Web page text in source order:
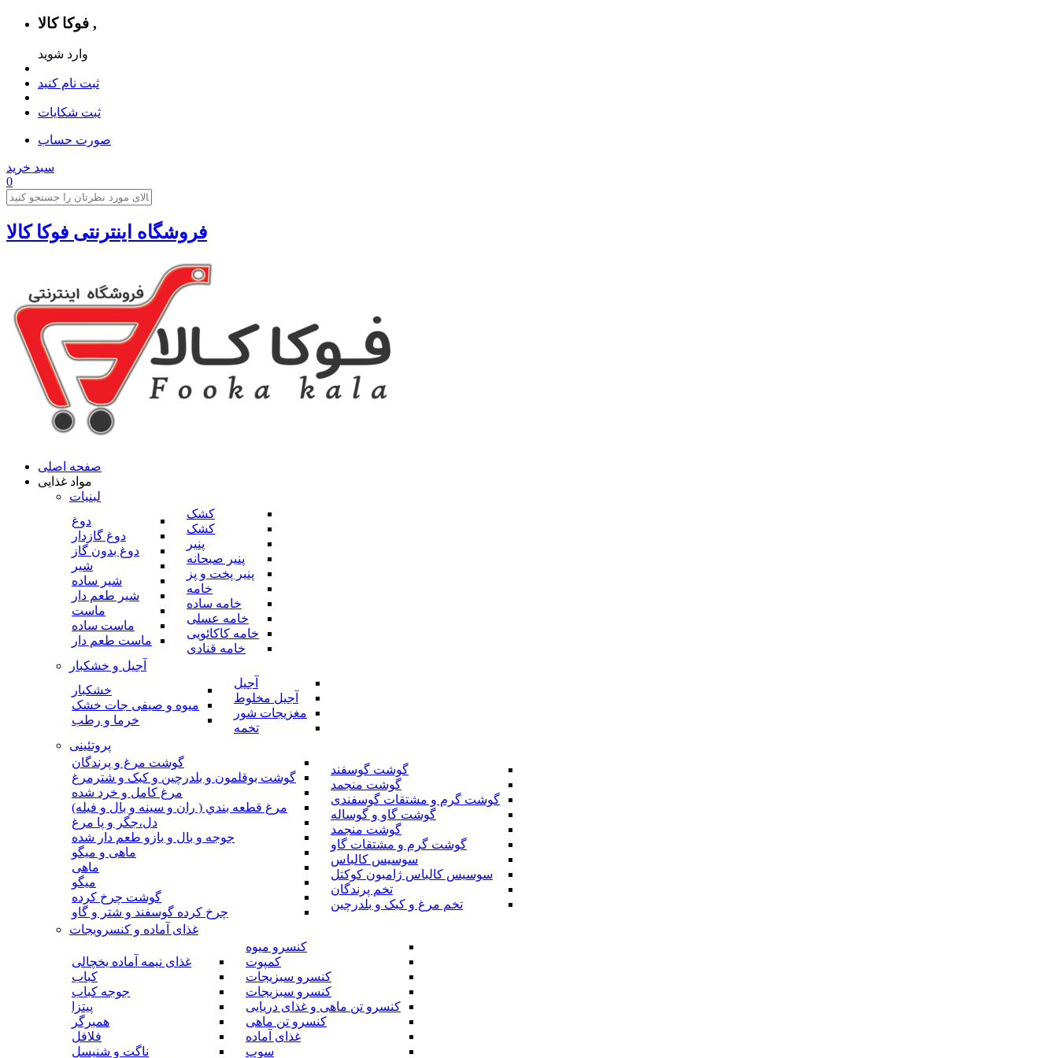
فوکا کالا ,
وارد شوید
ثبت نام کنید
ثبت شکایات
صورت حساب
سبد خرید
0
فروشگاه اینترنتی فوکا کالا
صفحه اصلی
مواد غذایی
لبنیات
کشک
کشک
پنیر
پنیر صبحانه
پنیر پخت و پز
خامه
خامه ساده
خامه عسلی
خامه کاکائویی
خامه قنادی
دوغ
دوغ گازدار
دوغ بدون گاز
شیر
شیر ساده
شیر طعم دار
ماست
ماست ساده
ماست طعم دار
آجیل و خشکبار
آجیل
آجیل مخلوط
مغزیجات شور
تخمه
خشکبار
میوه و صیفی جات خشک
خرما و رطب
پروتئینی
گوشت گوسفند
گوشت منجمد
گوشت گرم و مشتقات گوسفندی
گوشت گاو و گوساله
گوشت منجمد
گوشت گرم و مشتقات گاو
سوسیس کالباس
سوسیس کالباس ژامبون کوکتل
تخم پرندگان
تخم مرغ و کبک و بلدرچین
گوشت مرغ و پرندگان
گوشت بوقلمون و بلدرچین و کبک و شترمرغ
مرغ کامل و خرد شده
مرغ قطعه بندي ( ران و سينه و بال و فيله)
دل،جگر و پا مرغ
جوجه و بال و بازو طعم دار شده
ماهی و میگو
ماهی
میگو
گوشت چرخ کرده
چرخ کرده گوسفند و شتر و گاو
غذای آماده و کنسرویجات
کنسرو میوه
کمپوت
کنسرو سبزیجات
کنسرو سبزیجات
کنسرو تن ماهی و غذای دریایی
کنسرو تن ماهی
غذای آماده
سوپ
غذای نیمه آماده یخچالی
کباب
جوجه کباب
پیتزا
همبرگر
فلافل
ناگت و شنیسل